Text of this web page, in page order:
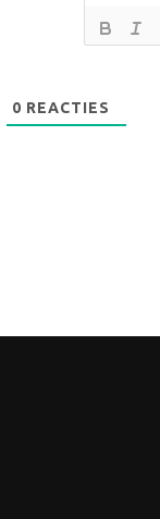
0 REACTIES